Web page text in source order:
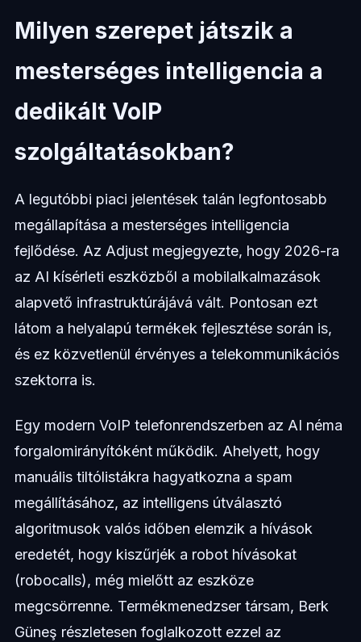
Milyen szerepet játszik a
mesterséges intelligencia a
dedikált VoIP
szolgáltatásokban?
A legutóbbi piaci jelentések talán legfontosabb
megállapítása a mesterséges intelligencia
fejlődése. Az Adjust megjegyezte, hogy 2026-ra
az AI kísérleti eszközből a mobilalkalmazások
alapvető infrastruktúrájává vált. Pontosan ezt
látom a helyalapú termékek fejlesztése során is,
és ez közvetlenül érvényes a telekommunikációs
szektorra is.
Egy modern VoIP telefonrendszerben az AI néma
forgalomirányítóként működik. Ahelyett, hogy
manuális tiltólistákra hagyatkozna a spam
megállításához, az intelligens útválasztó
algoritmusok valós időben elemzik a hívások
eredetét, hogy kiszűrjék a robot hívásokat
(robocalls), még mielőtt az eszköze
megcsörrenne. Termékmenedzser társam, Berk
Güneş részletesen foglalkozott ezzel az